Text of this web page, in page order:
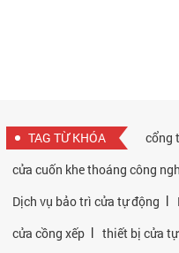
TAG TỪ KHÓA cổng
cửa cuốn khe thoáng công
Dịch vụ bảo trì cửa tự động |
cửa cồng xếp | thiết bị cửa